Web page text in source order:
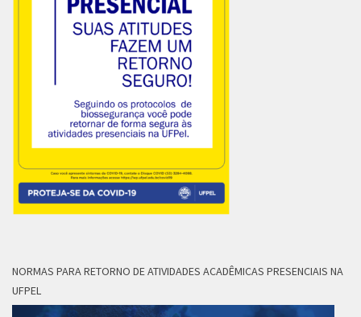
NORMAS PARA RETORNO DE ATIVIDADES ACADÊMICAS PRESENCIAIS NA
UFPEL